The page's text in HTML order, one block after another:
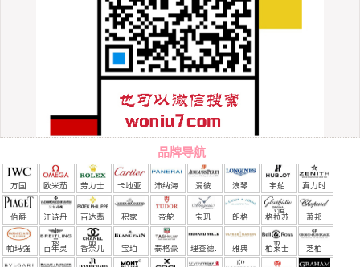
品牌导航
万国 欧米茄 劳力士 卡地亚 沛纳海 爱彼 浪琴 宇舶
（恒
宝）
真力时
伯爵 江诗丹
顿
百达翡
丽
积家 帝舵 宝玑 朗格 格拉苏
蒂
萧邦
帕玛强 百年灵 香奈儿 宝珀 泰格豪 理查德. 雅典 柏莱士 芝柏